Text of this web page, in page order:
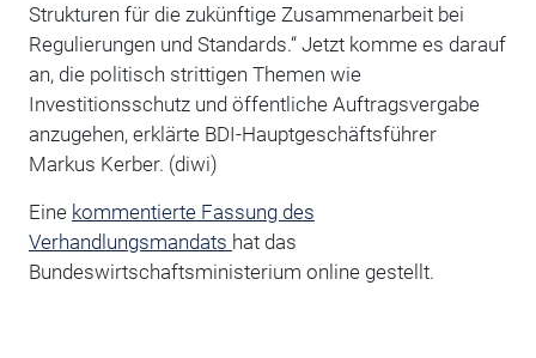
Strukturen für die zukünftige Zusammenarbeit bei
Regulierungen und Standards.“ Jetzt komme es darauf
an, die politisch strittigen Themen wie
Investitionsschutz und öffentliche Auftragsvergabe
anzugehen, erklärte BDI-Hauptgeschäftsführer
Markus Kerber. (diwi)
Eine kommentierte Fassung des
Verhandlungsmandats hat das
Bundeswirtschaftsministerium online gestellt.